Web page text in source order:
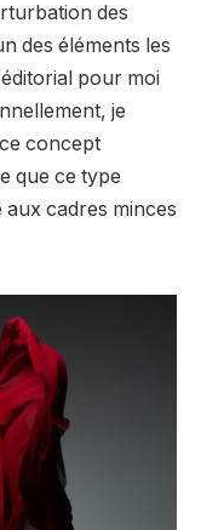
des
des éléments les
pour moi
je
concept
que ce type
aux cadres minces